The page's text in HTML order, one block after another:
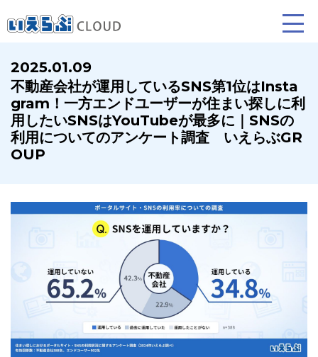
賃貸仲介
業務向け機能
売買仲介
業務向け機能
賃貸管理
業務向け機能
ホームページ制作について プラン紹介･制作の流れ
2025.01.09
不動産会社が運用しているSNS第1位はInsta
gram！一方エンドユーザーが住まい探しに利
用したいSNSはYouTubeが最多に｜SNSの
利用についてのアンケート調査 いえらぶGR
OUP